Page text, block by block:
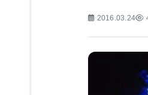
2016.03.24